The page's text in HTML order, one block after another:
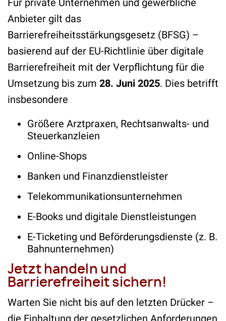
Für private Unternehmen und gewerbliche
Anbieter gilt das
Barrierefreiheitsstärkungsgesetz (BFSG) –
basierend auf der EU-Richtlinie über digitale
Barrierefreiheit mit der Verpflichtung für die
Umsetzung bis zum 28. Juni 2025. Dies betrifft
insbesondere
Größere Arztpraxen, Rechtsanwalts- und
Steuerkanzleien
Online-Shops
Banken und Finanzdienstleister
Telekommunikationsunternehmen
E-Books und digitale Dienstleistungen
E-Ticketing und Beförderungsdienste (z. B.
Bahnunternehmen)
Jetzt handeln und
Barrierefreiheit sichern!
Warten Sie nicht bis auf den letzten Drücker –
die Einhaltung der gesetzlichen Anforderungen